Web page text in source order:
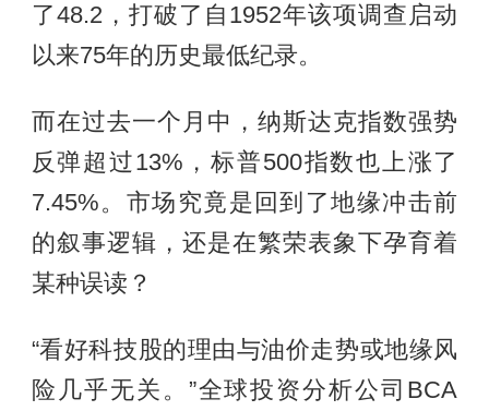
了48.2，打破了自1952年该项调查启动
以来75年的历史最低纪录。
而在过去一个月中，纳斯达克指数强势
反弹超过13%，标普500指数也上涨了
7.45%。市场究竟是回到了地缘冲击前
的叙事逻辑，还是在繁荣表象下孕育着
某种误读？
“看好科技股的理由与油价走势或地缘风
险几乎无关。”全球投资分析公司BCA